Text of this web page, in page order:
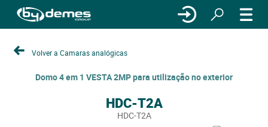
Volver a Camaras analógicas
Domo 4 em 1 VESTA 2MP para utilização no exterior
HDC-T2A
HDC-T2A